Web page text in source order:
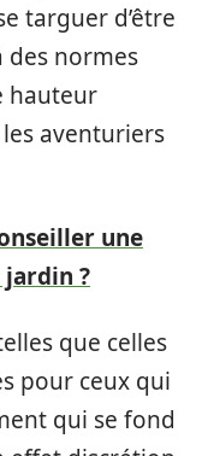
targuer d’être
des normes
hauteur
aventuriers
une
?
que celles
pour ceux qui
qui se fond